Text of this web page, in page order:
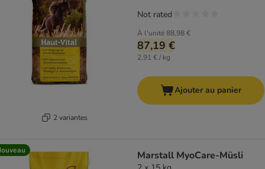
2 variantes
À l'unité88,98 €
87,19 €
2,91 € / kg
Not rated
Ajouter au panier
Marstall MyoCare-Müsli